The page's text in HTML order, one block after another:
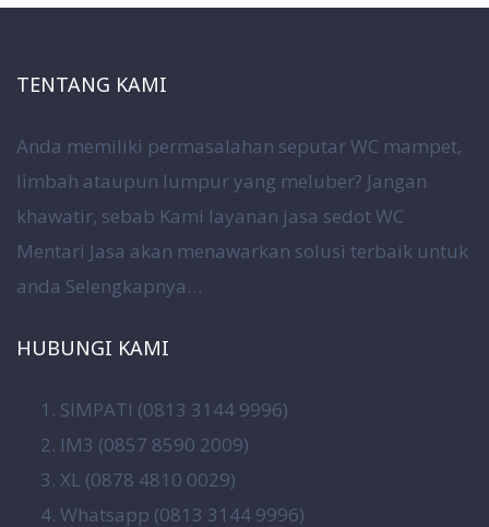
TENTANG KAMI
Anda memiliki permasalahan seputar WC mampet,
limbah ataupun lumpur yang meluber? Jangan
khawatir, sebab Kami layanan jasa sedot WC
Mentari Jasa akan menawarkan solusi terbaik untuk
anda Selengkapnya…
HUBUNGI KAMI
SIMPATI (0813 3144 9996)
IM3 (0857 8590 2009)
XL (0878 4810 0029)
Whatsapp (0813 3144 9996)